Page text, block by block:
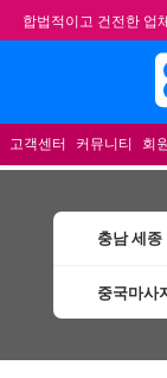
★요기요기 설 연휴 휴
★ 요기요기 업체회
불건전한 게시글은 삭
고객센터 커뮤니티 회
충남 세종
중국마사